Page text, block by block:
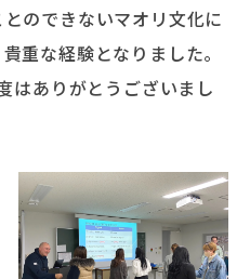
のできないマオリ文化に
重な経験となりました。
ありがとうございまし